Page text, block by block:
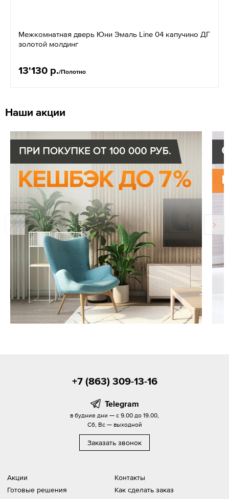
Межкомнатная дверь Юни Эмаль Line 04 капучино ДГ
золотой молдинг
13'130 р./Полотно
Наши акции
Акции
Готовые решения
Контакты
Как сделать заказ
+7 (863) 309-13-16
Telegram
в будние дни — с 9.00 до 19.00,
Сб, Вс — выходной
Заказать звонок